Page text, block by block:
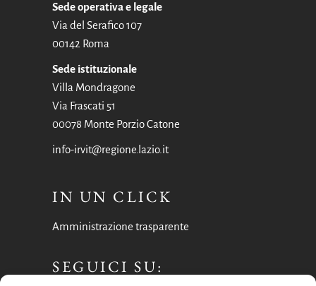
Sede operativa e legale
Via del Serafico 107
00142 Roma
Sede istituzionale
Villa Mondragone
Via Frascati 51
00078 Monte Porzio Catone
info-irvit@regione.lazio.it
IN UN CLICK
Amministrazione trasparente
SEGUICI SU: